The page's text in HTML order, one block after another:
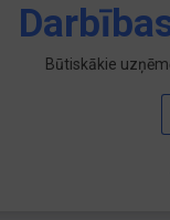
Būtiskākie